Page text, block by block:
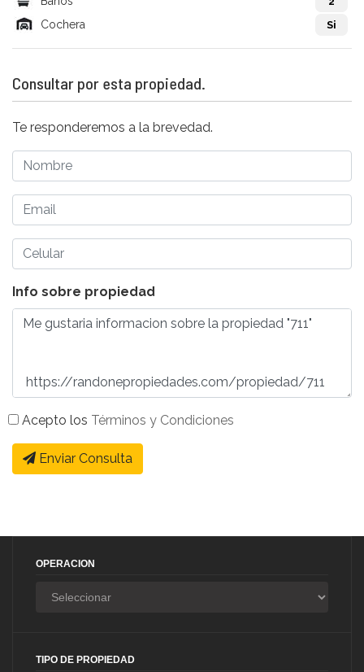
Cochera Si
Consultar por esta propiedad.
Te responderemos a la brevedad.
Info sobre propiedad
Acepto los Términos y Condiciones
Enviar Consulta
OPERACION
TIPO DE PROPIEDAD